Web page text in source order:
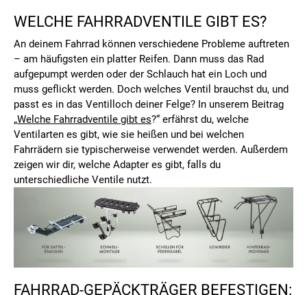
WELCHE FAHRRADVENTILE GIBT ES?
An deinem Fahrrad können verschiedene Probleme auftreten
– am häufigsten ein platter Reifen. Dann muss das Rad
aufgepumpt werden oder der Schlauch hat ein Loch und
muss geflickt werden. Doch welches Ventil brauchst du, und
passt es in das Ventilloch deiner Felge? In unserem Beitrag
„Welche Fahrradventile gibt es?“ erfährst du, welche
Ventilarten es gibt, wie sie heißen und bei welchen
Fahrrädern sie typischerweise verwendet werden. Außerdem
zeigen wir dir, welche Adapter es gibt, falls du
unterschiedliche Ventile nutzt.
FAHRRAD-GEPÄCKTRÄGER BEFESTIGEN: